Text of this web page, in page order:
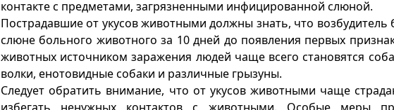
контакте с предметами, загрязненными инфицированной слюной.
Пострадавшие от укусов животными должны знать, что
слюне больного животного за 10 дней до появления первых
животных источником заражения людей чаще всего становятся
волки, енотовидные собаки и различные грызуны.
Следует обратить внимание, что от укусов животными чаще